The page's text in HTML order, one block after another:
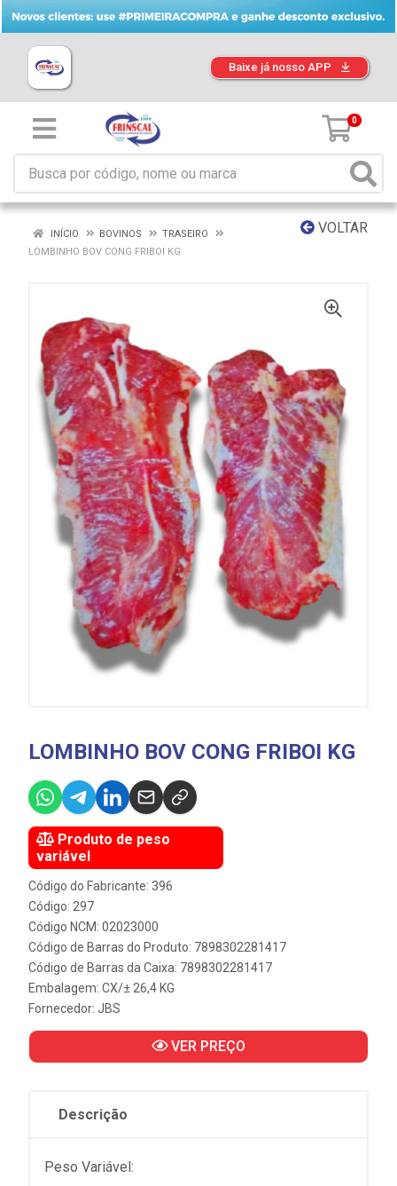
Baixe já nosso APP
0
VOLTAR
INÍCIO BOVINOS
TRASEIRO
LOMBINHO BOV CONG FRIBOI KG
LOMBINHO BOV CONG FRIBOI KG
Produto de peso
variável
Código do Fabricante: 396
Código: 297
Código NCM: 02023000
Código de Barras do Produto: 7898302281417
Código de Barras da Caixa: 7898302281417
Embalagem: CX/± 26,4 KG
Fornecedor: JBS
VER PREÇO
Descrição
Peso Variável: